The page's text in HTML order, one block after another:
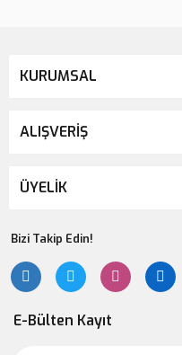
KURUMSAL
ALIŞVERİŞ
ÜYELİK
Bizi Takip Edin!
E-Bülten Kayıt